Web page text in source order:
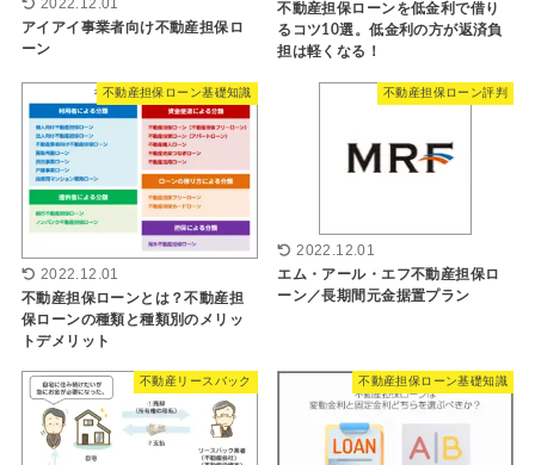
2022.12.01
アイアイ事業者向け不動産担保ロ
ーン
不動産担保ローンを低金利で借り
るコツ10選。低金利の方が返済負
担は軽くなる！
不動産担保ローン基礎知識
2022.12.01
不動産担保ローンとは？不動産担
保ローンの種類と種類別のメリッ
トデメリット
不動産担保ローン評判
2022.12.01
エム・アール・エフ不動産担保ロ
ーン／長期間元金据置プラン
不動産リースバック 不動産担保ローン基礎知識